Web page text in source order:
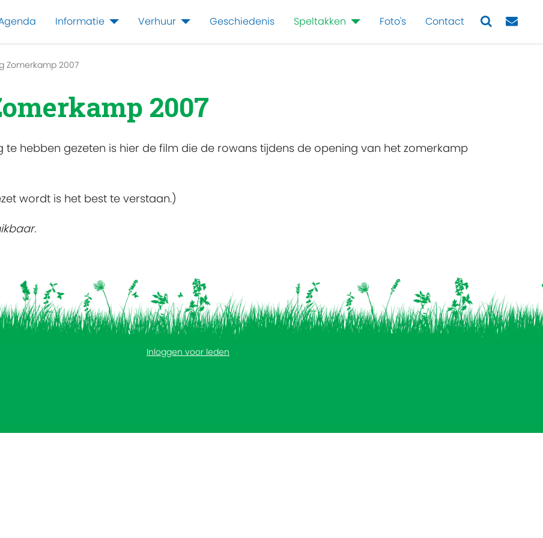
Informatie Verhuur Geschiedenis Speltakken Foto's Contact
Zomerkamp 2007
2007
te hebben gezeten is hier de film die de rowans tijdens de opening van het zomerkamp
wordt is het best te verstaan.)
Inloggen voor leden